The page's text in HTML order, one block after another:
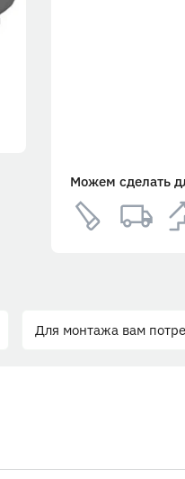
Можем сделать
Для монтажа вам